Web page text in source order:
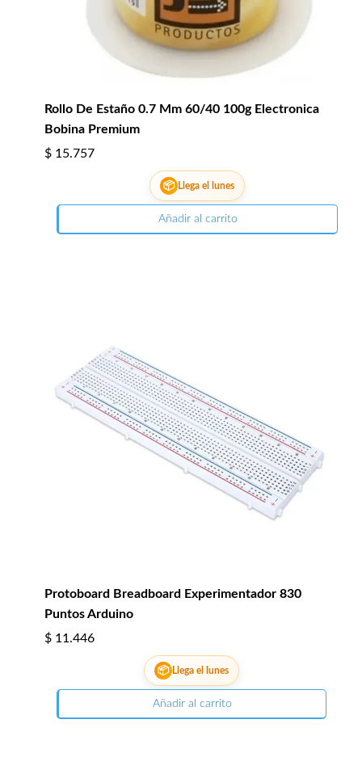
Rollo De Estaño 0.7 Mm 60/40 100g Electronica
Bobina Premium
$ 15.757
📦 Llega el lunes
Añadir al carrito
Protoboard Breadboard Experimentador 830
Puntos Arduino
$ 11.446
📦 Llega el lunes
Añadir al carrito